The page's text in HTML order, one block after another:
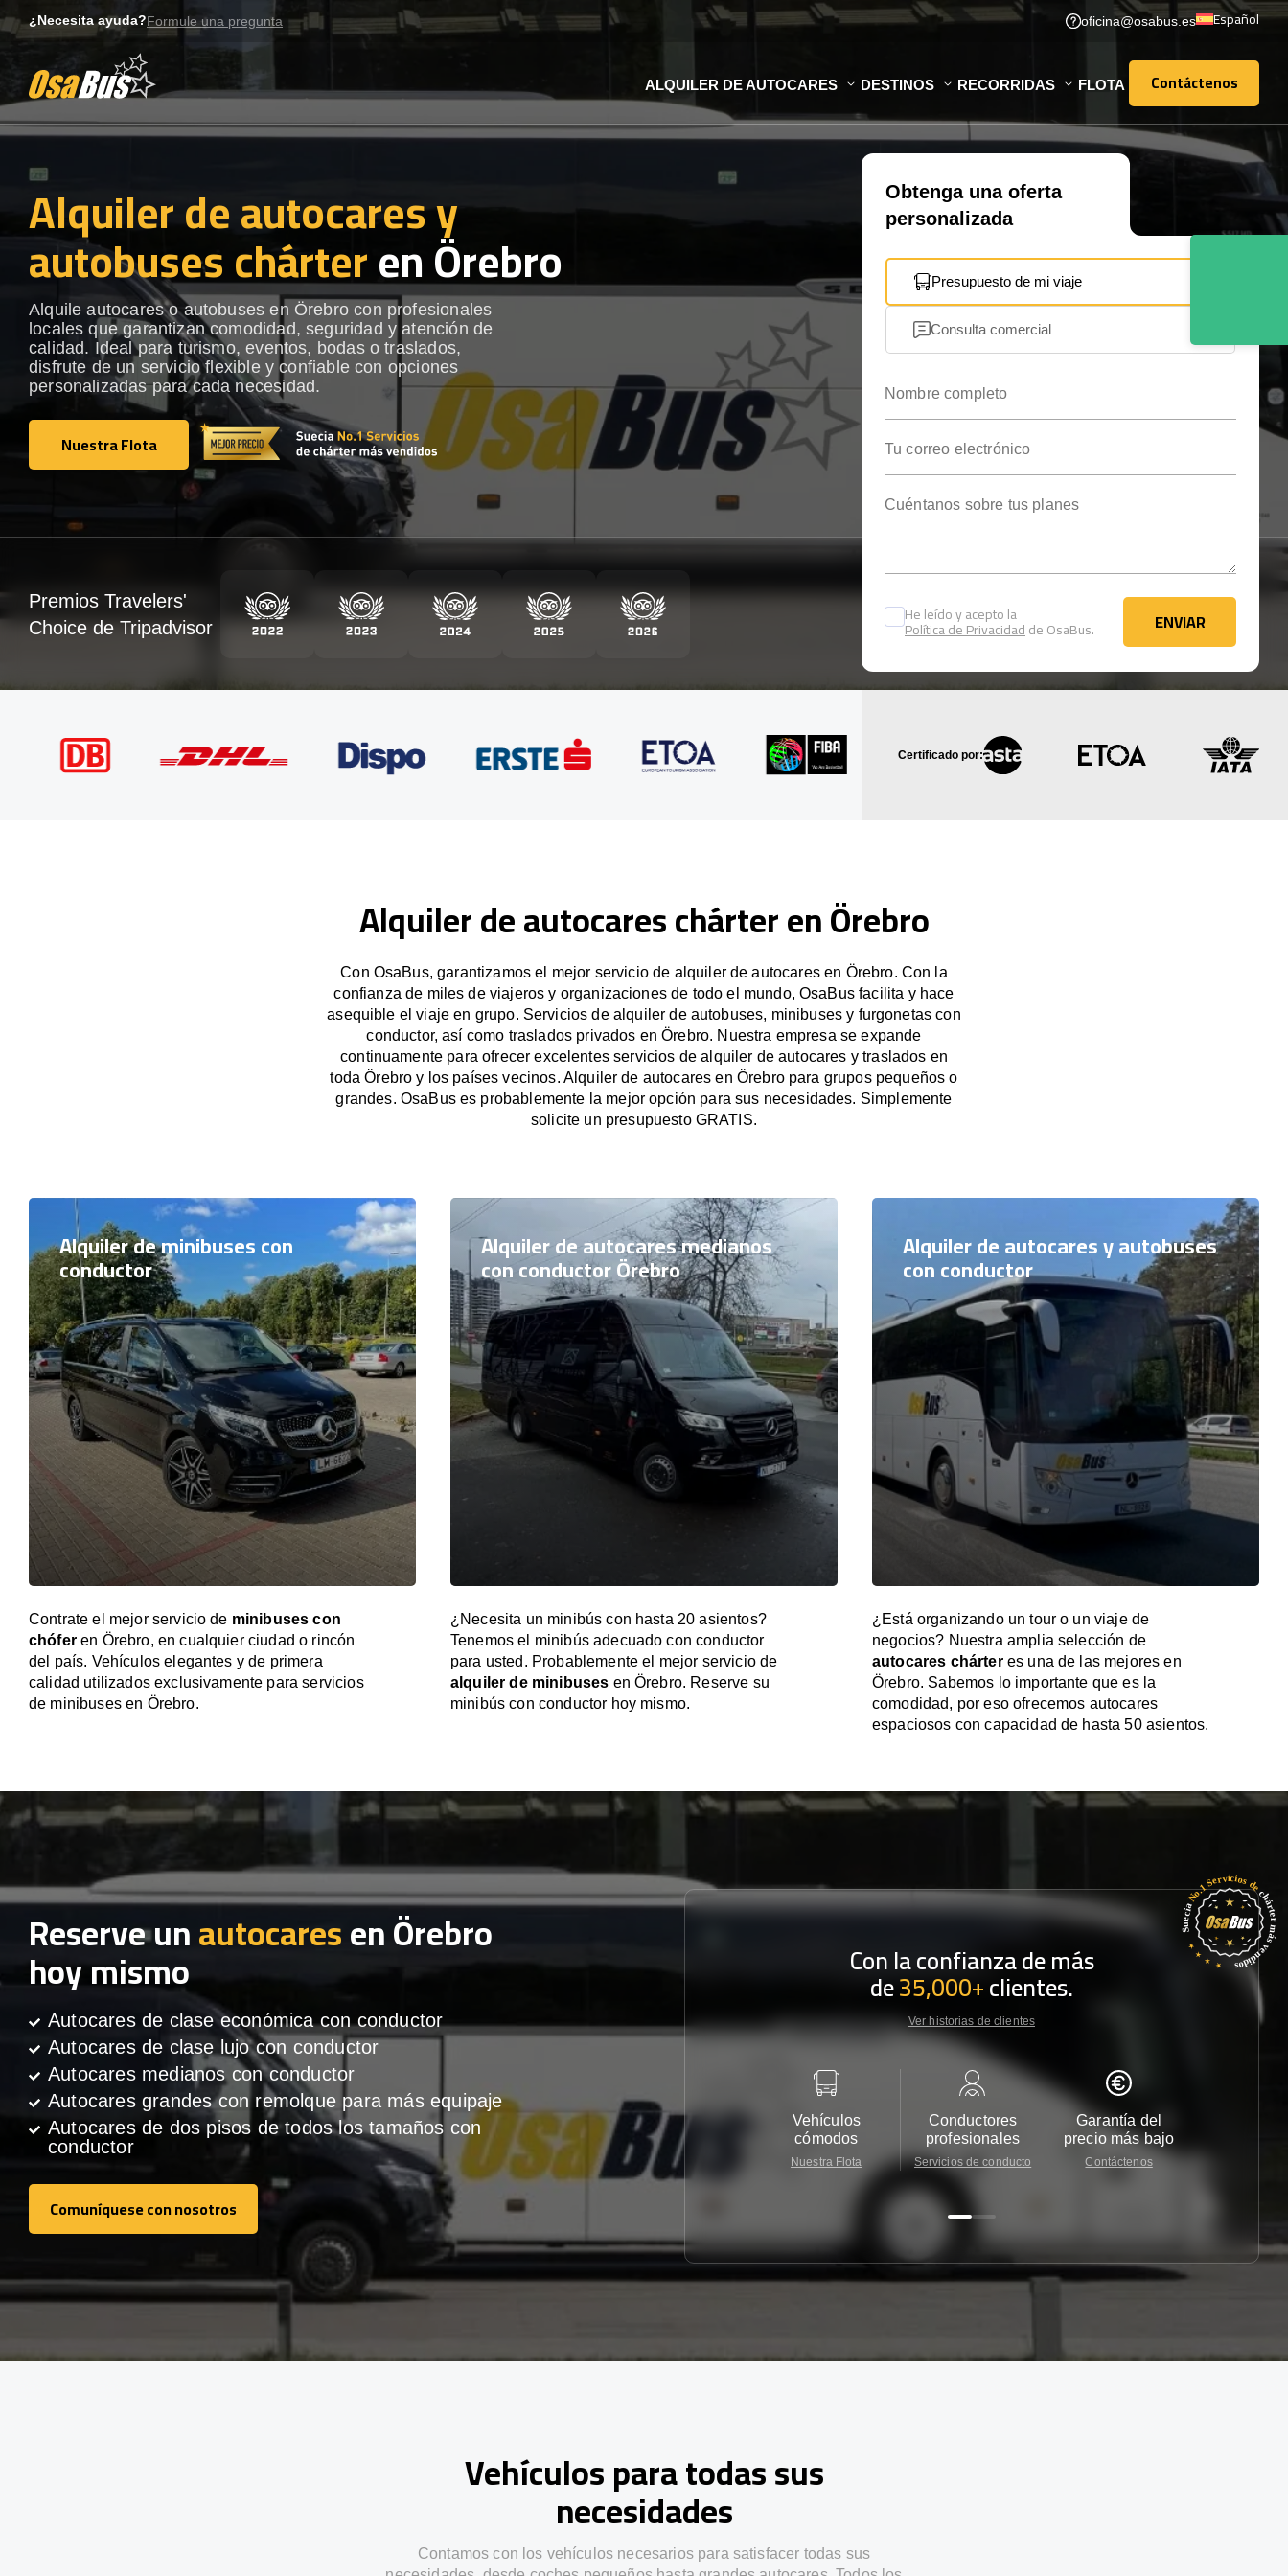
to
¿Necesita ayuda?Formule una pregunta oficina@osabus.es Español
ALQUILER DE AUTOCARES DESTINOS RECORRIDAS FLOTA Contáctenos
Contáctenos
Alquiler de autocares y
autobuses chárteren Örebro
Alquile autocares o autobuses en Örebro con profesionales
locales que garantizan comodidad, seguridad y atención de
calidad. Ideal para turismo, eventos, bodas o traslados,
disfrute de un servicio flexible y confiable con opciones
personalizadas para cada necesidad.
Nuestra Flota
Nuestra Flota
Obtenga una oferta
personalizada
Presupuesto de mi viaje
Consulta comercial
He leído y acepto la
Política de Privacidadde OsaBus. ENVIAR
ENVIAR
Premios Travelers'
Choice de Tripadvisor
Certificado por:
Alquiler de autocares chárter en Örebro
Con OsaBus, garantizamos el mejor servicio de alquiler de autocares en Örebro. Con la
confianza de miles de viajeros y organizaciones de todo el mundo, OsaBus facilita y hace
asequible el viaje en grupo. Servicios de alquiler de autobuses, minibuses y furgonetas con
conductor, así como traslados privados en Örebro. Nuestra empresa se expande
continuamente para ofrecer excelentes servicios de alquiler de autocares y traslados en
toda Örebro y los países vecinos. Alquiler de autocares en Örebro para grupos pequeños o
grandes. OsaBus es probablemente la mejor opción para sus necesidades. Simplemente
solicite un presupuesto GRATIS.
Alquiler de minibuses con
conductor
Contrate el mejor servicio de minibuses con
chóferen Örebro, en cualquier ciudad o rincón
del país. Vehículos elegantes y de primera
calidad utilizados exclusivamente para servicios
de minibuses en Örebro.
Alquiler de autocares medianos
con conductor Örebro
¿Necesita un minibús con hasta 20 asientos?
Tenemos el minibús adecuado con conductor
para usted. Probablemente el mejor servicio de
alquiler de minibuses en Örebro. Reserve su
minibús con conductor hoy mismo.
Alquiler de autocares y autobuses
con conductor
¿Está organizando un tour o un viaje de
negocios? Nuestra amplia selección de
autocares chárteres una de las mejores en
Örebro. Sabemos lo importante que es la
comodidad, por eso ofrecemos autocares
espaciosos con capacidad de hasta 50 asientos.
Reserve unautocaresen Örebro
hoy mismo
Autocares de clase económica con conductor
Autocares de clase lujo con conductor
Autocares medianos con conductor
Autocares grandes con remolque para más equipaje
Autocares de dos pisos de todos los tamaños con
conductor
Comuníquese con nosotros
Comuníquese con nosotros
Con la confianza de más
de35,000+clientes.
Ver historias de clientes
Vehículos
cómodos
Nuestra Flota
Conductores
profesionales
Servicios de conducto
Garantía del
precio más bajo
Contáctenos
Vehículos para todas sus
necesidades
Contamos con los vehículos necesarios para satisfacer todas sus